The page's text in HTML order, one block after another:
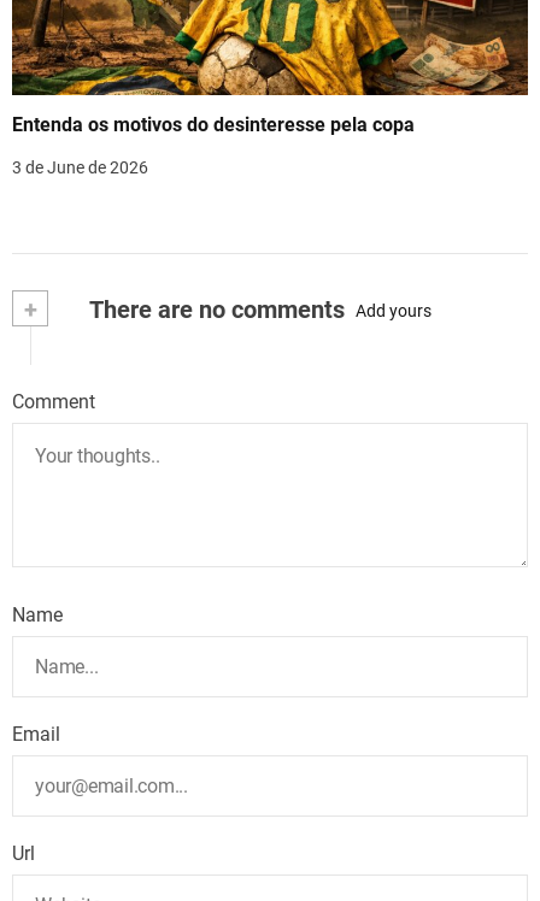
Entenda os motivos do desinteresse pela copa
3 de June de 2026
+ There are no comments Add yours
Comment
Name
Email
Url